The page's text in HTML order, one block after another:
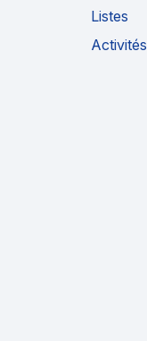
Listes
Activités